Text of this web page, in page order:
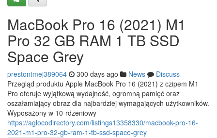
MacBook Pro 16 (2021) M1
Pro 32 GB RAM 1 TB SSD
Space Grey
prestontmej389064 300 days ago News
Discuss
Przegląd produktu Apple MacBook Pro 16 (2021) z czipem M1
Pro oferuje wyjątkową wydajność, ogromną pamięć oraz
oszałamiający obraz dla najbardziej wymagających użytkowników.
Wyposażony w 10-rdzeniowy
https://aglocodirectory.com/listings13358330/macbook-pro-16-
2021-m1-pro-32-gb-ram-1-tb-ssd-space-grey